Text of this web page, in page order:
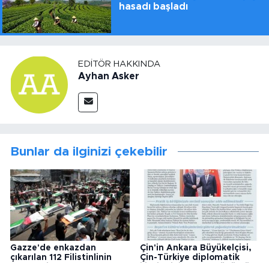
hasadı başladı
EDITÖR HAKKINDA
Ayhan Asker
Bunlar da ilginizi çekebilir
Gazze'de enkazdan
çıkarılan 112 Filistinlinin
Çin'in Ankara Büyükelçisi,
Çin-Türkiye diplomatik